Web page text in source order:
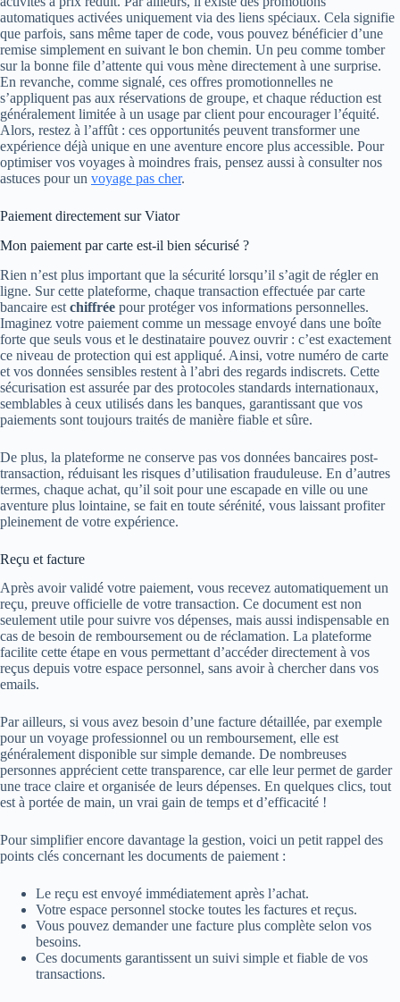
automatiques activées uniquement via des liens spéciaux. Cela signifie
que parfois, sans même taper de code, vous pouvez bénéficier d’une
remise simplement en suivant le bon chemin. Un peu comme tomber
sur la bonne file d’attente qui vous mène directement à une surprise.
En revanche, comme signalé, ces offres promotionnelles ne
s’appliquent pas aux réservations de groupe, et chaque réduction est
généralement limitée à un usage par client pour encourager l’équité.
Alors, restez à l’affût : ces opportunités peuvent transformer une
expérience déjà unique en une aventure encore plus accessible. Pour
optimiser vos voyages à moindres frais, pensez aussi à consulter nos
astuces pour un voyage pas cher.
Paiement directement sur Viator
Mon paiement par carte est-il bien sécurisé ?
Rien n’est plus important que la sécurité lorsqu’il s’agit de régler en
ligne. Sur cette plateforme, chaque transaction effectuée par carte
bancaire est chiffrée pour protéger vos informations personnelles.
Imaginez votre paiement comme un message envoyé dans une boîte
forte que seuls vous et le destinataire pouvez ouvrir : c’est exactement
ce niveau de protection qui est appliqué. Ainsi, votre numéro de carte
et vos données sensibles restent à l’abri des regards indiscrets. Cette
sécurisation est assurée par des protocoles standards internationaux,
semblables à ceux utilisés dans les banques, garantissant que vos
paiements sont toujours traités de manière fiable et sûre.
De plus, la plateforme ne conserve pas vos données bancaires post-
transaction, réduisant les risques d’utilisation frauduleuse. En d’autres
termes, chaque achat, qu’il soit pour une escapade en ville ou une
aventure plus lointaine, se fait en toute sérénité, vous laissant profiter
pleinement de votre expérience.
Reçu et facture
Après avoir validé votre paiement, vous recevez automatiquement un
reçu, preuve officielle de votre transaction. Ce document est non
seulement utile pour suivre vos dépenses, mais aussi indispensable en
cas de besoin de remboursement ou de réclamation. La plateforme
facilite cette étape en vous permettant d’accéder directement à vos
reçus depuis votre espace personnel, sans avoir à chercher dans vos
emails.
Par ailleurs, si vous avez besoin d’une facture détaillée, par exemple
pour un voyage professionnel ou un remboursement, elle est
généralement disponible sur simple demande. De nombreuses
personnes apprécient cette transparence, car elle leur permet de garder
une trace claire et organisée de leurs dépenses. En quelques clics, tout
est à portée de main, un vrai gain de temps et d’efficacité !
Pour simplifier encore davantage la gestion, voici un petit rappel des
points clés concernant les documents de paiement :
Le reçu est envoyé immédiatement après l’achat.
Votre espace personnel stocke toutes les factures et reçus.
Vous pouvez demander une facture plus complète selon vos
besoins.
Ces documents garantissent un suivi simple et fiable de vos
transactions.